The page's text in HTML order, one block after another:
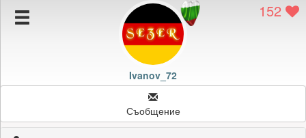
Подаръците на Ivanov_72
Картичките на Ivanov_72
152
Ivanov_72
Съобщение